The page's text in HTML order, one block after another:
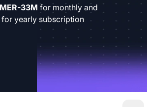
33M for monthly and
for yearly subscription